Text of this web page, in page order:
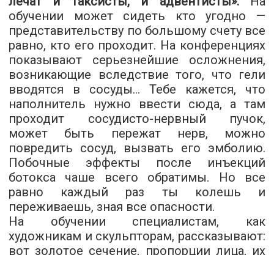
обучении может сидеть кто угодно —
представительству по большому счету все
равно, кто его проходит. На конференциях
показывают серьезнейшие осложнения,
возникающие вследствие того, что гели
вводятся в сосуды… Тебе кажется, что
наполнитель нужно ввести сюда, а там
проходит сосудисто-нервный пучок,
может быть пережат нерв, можно
повредить сосуд, вызвать его эмболию.
Побочные эффекты после инъекций
ботокса чаше всего обратимы. Но все
равно каждый раз ты колешь и
переживаешь, зная все опасности.
На обучении специалистам, как
художникам и скульпторам, рассказывают:
вот золотое сечение, пропорции лица, их